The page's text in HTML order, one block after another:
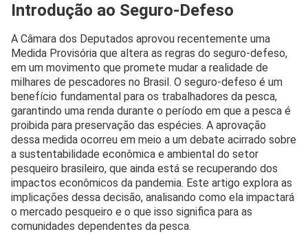
Introdução ao Seguro-Defeso
A Câmara dos Deputados aprovou recentemente uma
Medida Provisória que altera as regras do seguro-defeso,
em um movimento que promete mudar a realidade de
milhares de pescadores no Brasil. O seguro-defeso é um
benefício fundamental para os trabalhadores da pesca,
garantindo uma renda durante o período em que a pesca é
proibida para preservação das espécies. A aprovação
dessa medida ocorreu em meio a um debate acirrado sobre
a sustentabilidade econômica e ambiental do setor
pesqueiro brasileiro, que ainda está se recuperando dos
impactos econômicos da pandemia. Este artigo explora as
implicações dessa decisão, analisando como ela impactará
o mercado pesqueiro e o que isso significa para as
comunidades dependentes da pesca.